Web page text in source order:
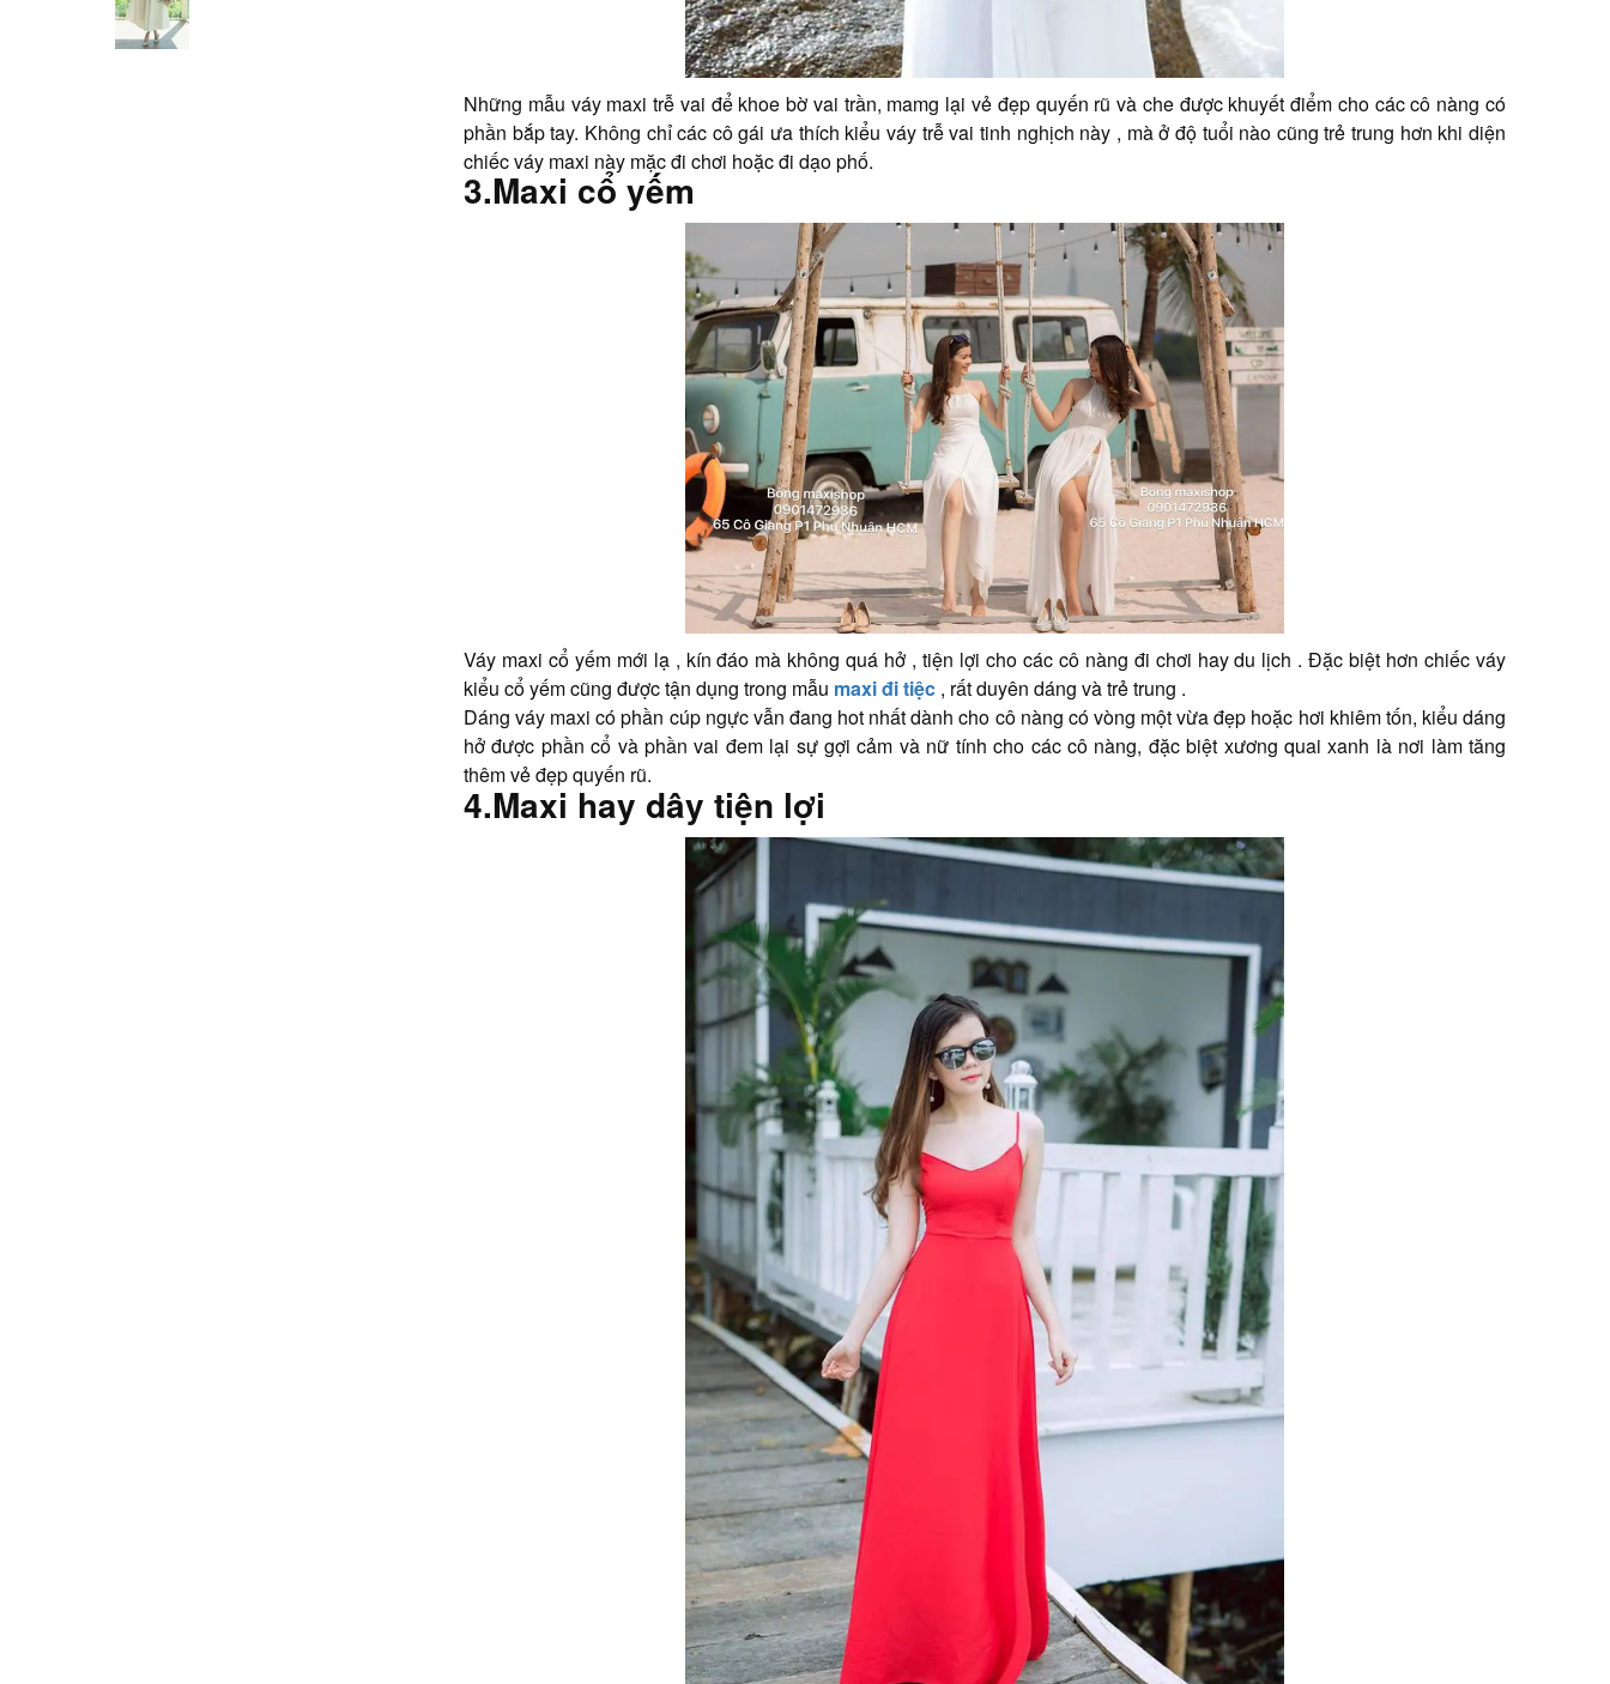
Những mẫu váy maxi trễ vai để khoe bờ vai trần, mamg lại vẻ đẹp quyến rũ và che được khuyết điểm cho các cô nàng có
phần bắp tay. Không chỉ các cô gái ưa thích kiểu váy trễ vai tinh nghịch này , mà ở độ tuổi nào cũng trẻ trung hơn khi diện
chiếc váy maxi này mặc đi chơi hoặc đi dạo phố.
3.Maxi cổ yếm
Váy maxi cổ yếm mới lạ , kín đáo mà không quá hở , tiện lợi cho các cô nàng đi chơi hay du lịch . Đặc biệt hơn chiếc váy
kiểu cổ yếm cũng được tận dụng trong mẫu maxi đi tiệc , rất duyên dáng và trẻ trung .
Dáng váy maxi có phần cúp ngực vẫn đang hot nhất dành cho cô nàng có vòng một vừa đẹp hoặc hơi khiêm tốn, kiểu dáng
hở được phần cổ và phần vai đem lại sự gợi cảm và nữ tính cho các cô nàng, đặc biệt xương quai xanh là nơi làm tăng
thêm vẻ đẹp quyến rũ.
4.Maxi hay dây tiện lợi